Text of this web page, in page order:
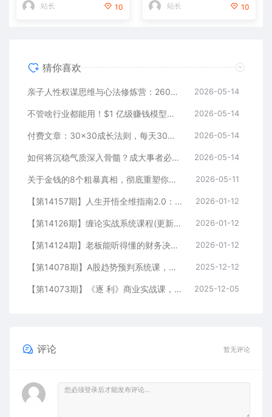
站长 10 站长 10
猜你喜欢
亲子人性权谋思维与心法修炼营：260讲音频+文稿，教你读懂人性、智慧育儿、培养孩子格局 2026-05-14
不管啥行业都能用！$1 亿级赚钱模型：AI + 手册 + 步骤，做大生意赚更多 2026-05-14
付费文章：30×30成长法则，每天30分钟坚持30天，让你在任何领域快速突破 2026-05-14
如何将沉稳气质深入骨髓？成大事者必看，情绪管理+气场修炼全攻略 2026-05-14
关于金钱的8个粗暴真相，彻底重塑你的赚钱思维与财富认知 2026-05-11
【第14157期】人生开悟全维指南2.0：洞察人性、思维升级、财富密码，认知破局，指导个人价值提升百万 2026-01-12
【第14126期】缠论实战系统课程(更新12月)，理论解析+行情分解+买卖点捕捉，提升交易胜率，月收益突破50% 2026-01-12
【第14124期】老板能听得懂的财务决策课，报表解读、数据洞察、风险识别，用财务驱动业务增长 2026-01-12
【第14078期】A股趋势预判系统课，多维分析、板块轮动、仓位优化，掌握规律实现年化收益翻倍（更新12月） 2025-12-12
【第14073期】《逐 利》商业实战课，底层逻辑、杠杆策略、18锦囊，跨周期财富心法（更新） 2025-12-05
评论 暂无评论